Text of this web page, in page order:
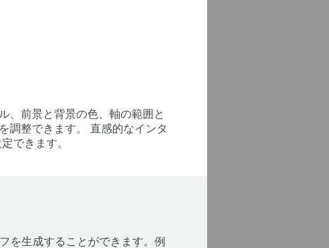
、前景と背景の色、軸の範囲と
調整できます。 直感的なインタ
できます。
を生成することができます。例